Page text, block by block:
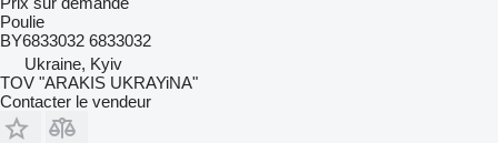
Poulie
BY6833032 6833032
Ukraine, Kyiv
TOV "ARAKIS UKRAYiNA"
Contacter le vendeur